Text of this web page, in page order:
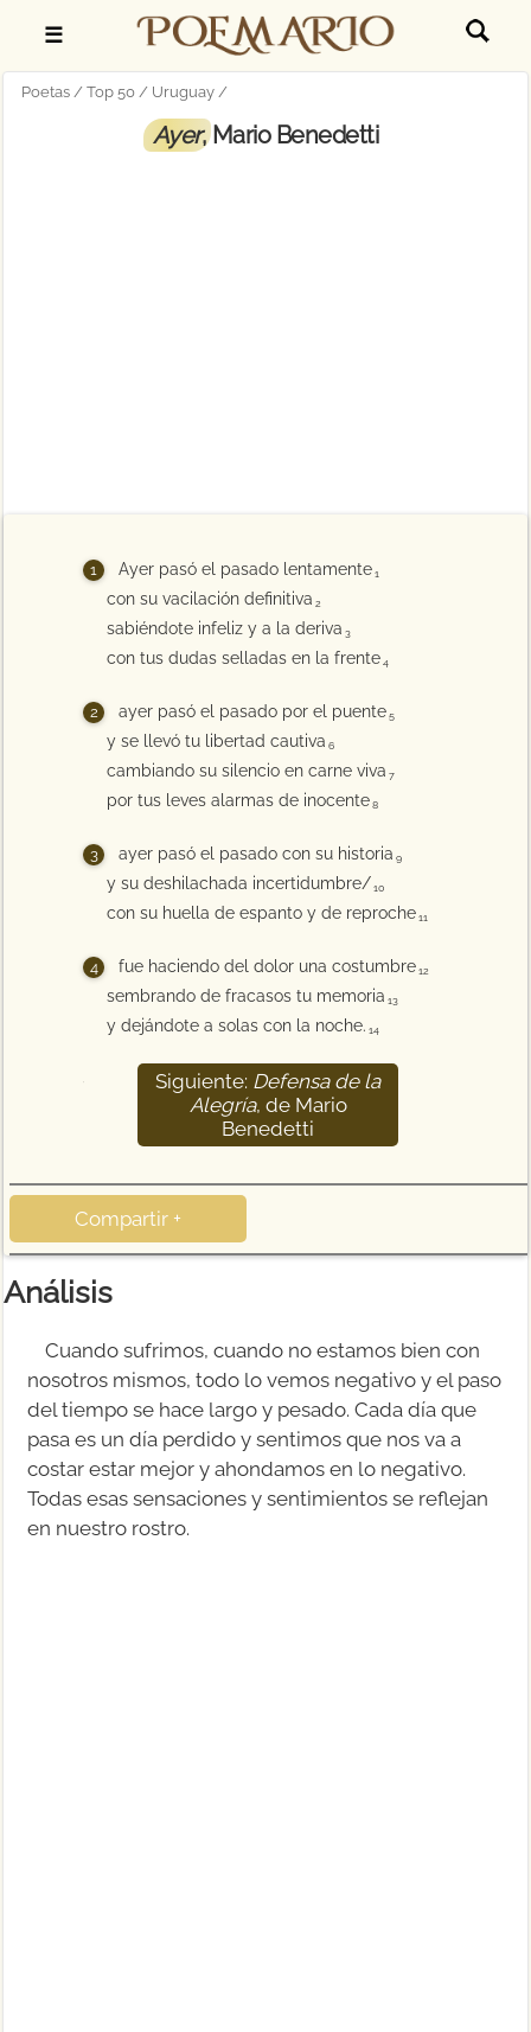
☰
Poetas Top 50 Uruguay
Ayer, Mario Benedetti
Ayer pasó el pasado lentamente 1
con su vacilación definitiva 2
sabiéndote infeliz y a la deriva 3
con tus dudas selladas en la frente 4
ayer pasó el pasado por el puente 5
y se llevó tu libertad cautiva 6
cambiando su silencio en carne viva 7
por tus leves alarmas de inocente 8
ayer pasó el pasado con su historia 9
y su deshilachada incertidumbre/ 10
con su huella de espanto y de reproche 11
fue haciendo del dolor una costumbre 12
sembrando de fracasos tu memoria 13
y dejándote a solas con la noche. 14
Siguiente: Defensa de la
Alegría, de Mario
Benedetti
Compartir +
Análisis
Cuando sufrimos, cuando no estamos bien con
nosotros mismos, todo lo vemos negativo y el paso
del tiempo se hace largo y pesado. Cada día que
pasa es un día perdido y sentimos que nos va a
costar estar mejor y ahondamos en lo negativo.
Todas esas sensaciones y sentimientos se reflejan
en nuestro rostro.